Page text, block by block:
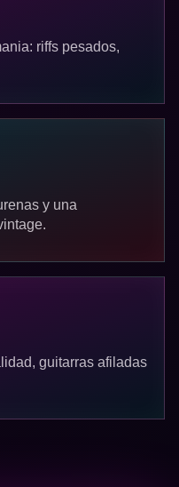
riffs pesados,
y una
guitarras afiladas